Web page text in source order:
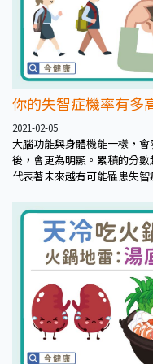
你的失智症機率有多
2021-02-05
大腦功能與身體機能一樣，
後，會更為明顯。累積的分
代表著未來越有可能罹患失
身體活動能有效降低罹患糖